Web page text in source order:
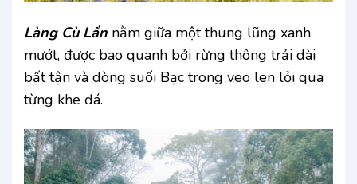
Làng Cù Lần nằm giữa một thung lũng xanh
mướt, được bao quanh bởi rừng thông trải dài
bất tận và dòng suối Bạc trong veo len lỏi qua
từng khe đá.